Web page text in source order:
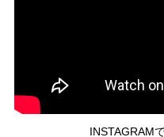
INSTAGRAM